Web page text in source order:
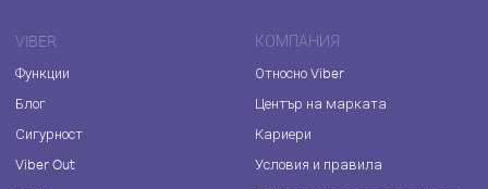
VIBER
Функции
Блог
Сигурност
Viber Out
КОМПАНИЯ
Относно Viber
Център на марката
Кариери
Условия и правила